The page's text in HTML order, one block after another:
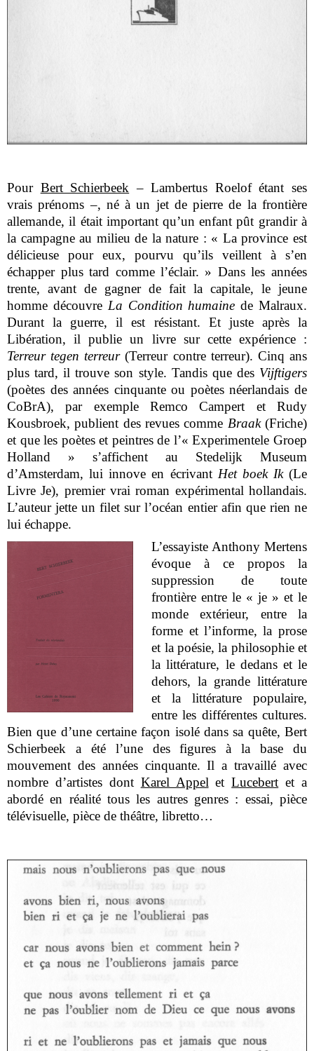
Pour Bert Schierbeek – Lambertus Roelof étant ses
vrais prénoms –, né à un jet de pierre de la frontière
allemande, il était important qu’un enfant pût grandir à
la campagne au milieu de la nature : « La province est
délicieuse pour eux, pourvu qu’ils veillent à s’en
échapper plus tard comme l’éclair. » Dans les années
trente, avant de gagner de fait la capitale, le jeune
homme découvre La Condition humainede Malraux.
Durant la guerre, il est résistant. Et juste après la
Libération, il publie un livre sur cette expérience :
Terreur tegen terreur(Terreur contre terreur). Cinq ans
plus tard, il trouve son style. Tandis que des Vijftigers
(poètes des années cinquante ou poètes néerlandais de
CoBrA), par exemple Remco Campert et Rudy
Kousbroek, publient des revues comme Braak(Friche)
et que les poètes et peintres de l’« Experimentele Groep
Holland » s’affichent au Stedelijk Museum
d’Amsterdam, lui innove en écrivant Het boek Ik(Le
Livre Je), premier vrai roman expérimental hollandais.
L’auteur jette un filet sur l’océan entier afin que rien ne
lui échappe.
L’essayiste Anthony Mertens
évoque à ce propos la
suppression de toute
frontière entre le « je » et le
monde extérieur, entre la
forme et l’informe, la prose
et la poésie, la philosophie et
la littérature, le dedans et le
dehors, la grande littérature
et la littérature populaire,
entre les différentes cultures.
Bien que d’une certaine façon isolé dans sa quête, Bert
Schierbeek a été l’une des figures à la base du
mouvement des années cinquante. Il a travaillé avec
nombre d’artistes dont Karel AppeletLucebert et a
abordé en réalité tous les autres genres : essai, pièce
télévisuelle, pièce de théâtre, libretto…